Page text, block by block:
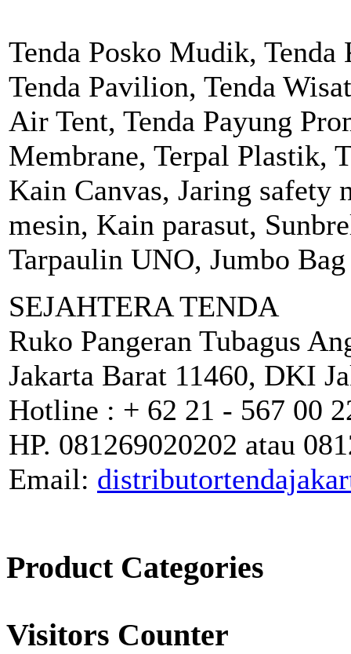
Tenda Posko Mudik, Tenda
Tenda Pavilion, Tenda
Air Tent, Tenda Payung
Membrane, Terpal Plastik,
Kain Canvas, Jaring safety
mesin, Kain parasut,
Tarpaulin UNO, Jumbo Bag
SEJAHTERA TENDA
Ruko Pangeran Tubagus
Jakarta Barat 11460, DKI
Hotline : + 62 21 - 567 00
HP. 081269020202 atau
Email:
Product Categories
Visitors Counter